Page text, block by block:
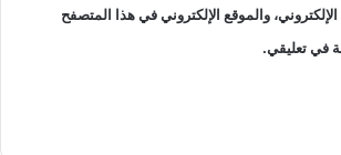
والموقع الإلكتروني في هذا المتصفح
في تعليقي.